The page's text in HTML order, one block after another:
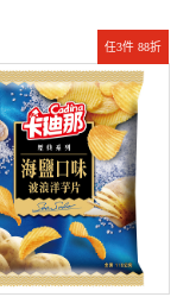
任3件 88折